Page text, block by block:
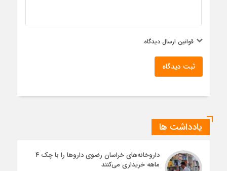
قوانین ارسال دیدگاه
ثبت دیدگاه
یادداشت ها
داروخانه‌های خراسان رضوی داروها را با چک ۴
ماهه خریداری می‌کنند